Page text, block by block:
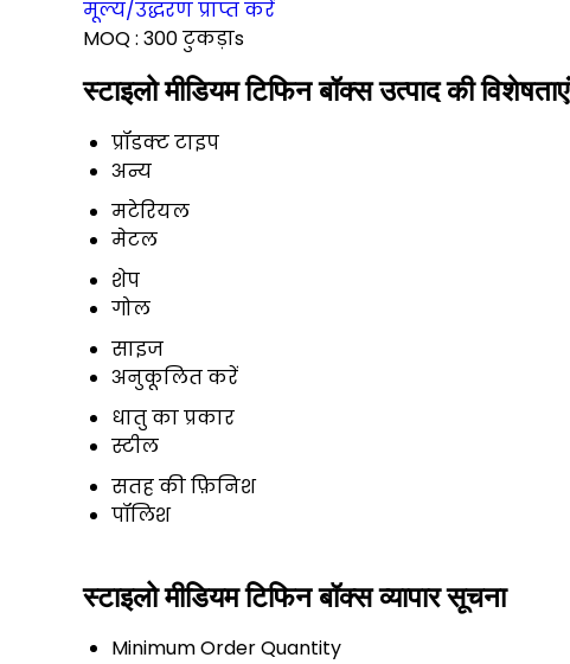
मूल्य/उद्धरण प्राप्त करें
MOQ : 300 टुकड़ाs
स्टाइलो मीडियम टिफिन बॉक्स उत्पाद की विशेषताएं
प्रॉडक्ट टाइप
अन्य
मटेरियल
मेटल
शेप
गोल
साइज
अनुकूलित करें
धातु का प्रकार
स्टील
सतह की फ़िनिश
पॉलिश
स्टाइलो मीडियम टिफिन बॉक्स व्यापार सूचना
Minimum Order Quantity